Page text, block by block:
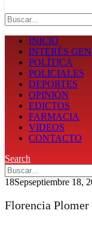
INICIO
INTERÉS
POLÍTICA
POLICIALES
DEPORTES
OPINIÓN
EDICTOS
FARMACIA
VIDEOS
CONTACTO
Search
18Sepseptiembre 18,
Florencia Plomer